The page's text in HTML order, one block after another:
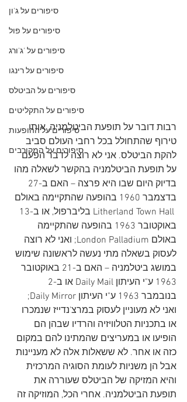
סיפורים על ג'ון
סיפורים על פול
סיפורים על 'ג'ורג
סיפורים על רינגו
סיפורים על הביטלס
סיפורים על התקליטים
סיפורים על ההופעות
סיפורים על המקורבים
רבות דובר על תופעת הביטלמניה, אותו
טירוף שהתחולל בכל רחבי העולם סביב
להקת הביטלס. אני לא רוצה לדבר הפעם
על תופעת הביטלמניה בהקשר לשאלה מהו
בדצמבר 1960 בהופעה שהתקיימה באולם
באוקטובר 1963 בהופעה שהתקיימה
באולם London Palladium; ואני לא רוצה
לעסוק בשאלה מתי נעשה לראשונה שימוש
במושג ביטלמניה – האם ב-21 באוקטובר
בנובמבר 1963 ע"י העיתון Daily Mirror;
ואני לא מעוניין לעסוק במרצ'נדייז שנמכרו
או בתכניות הטלוויזיה והרדיו שבהן הם
הופיעו או במעריצים שהמתינו להם במקום
כזה או אחר. לא ששאלות אלה לא מעניינות
אבל הן משניות לעומת הסוגיה המרכזית
והיא המזיקה של הביטלס שעוררה את
תופעת הביטלמניה. אחרי הכל, המוזיקה זה